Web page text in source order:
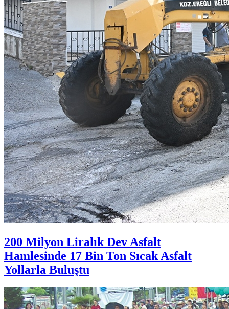
200 Milyon Liralık Dev Asfalt
Hamlesinde 17 Bin Ton Sıcak Asfalt
Yollarla Buluştu